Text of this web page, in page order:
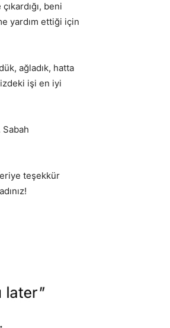
beni
yardım ettiği için
ağladık, hatta
işi en iyi
Sabah
teşekkür